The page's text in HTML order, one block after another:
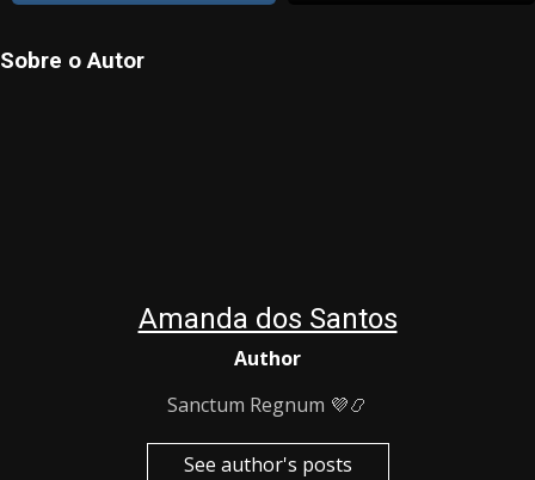
Sobre o Autor
Amanda dos Santos
Author
Sanctum Regnum 💜📿
See author's posts